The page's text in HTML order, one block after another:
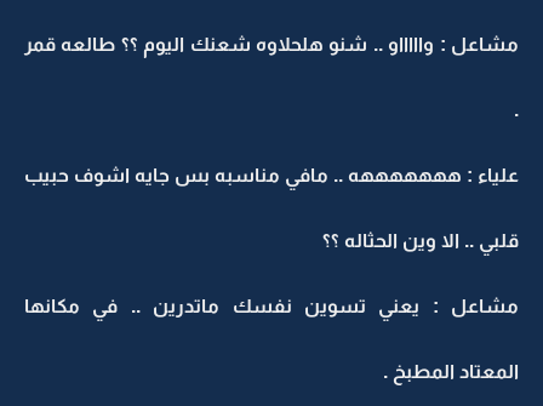
مشاعل : واااااو .. شنو هلحلاوه شعنك اليوم ؟؟ طالعه قمر
.
علياء : هههههههه .. مافي مناسبه بس جايه اشوف حبيب
قلبي .. الا وين الحثاله ؟؟
مشاعل : يعني تسوين نفسك ماتدرين .. في مكانها
المعتاد المطبخ .